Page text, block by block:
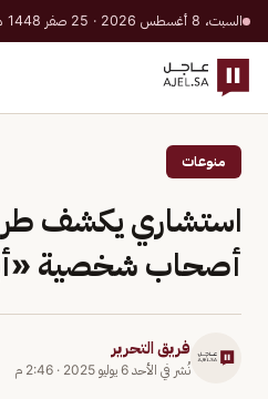
السبت، 8 أغسطس 2026 · 25 صفر 1448 هـ
منوعات
استشاري يكشف
أصحاب شخصية
فريق التحرير
نُشر في الأحد 6 يوليو 2025 · 2:46 م